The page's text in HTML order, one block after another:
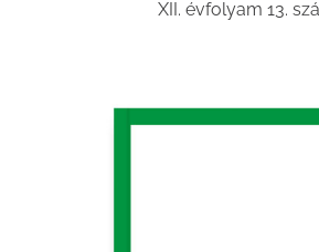
XII. évfolyam 13.